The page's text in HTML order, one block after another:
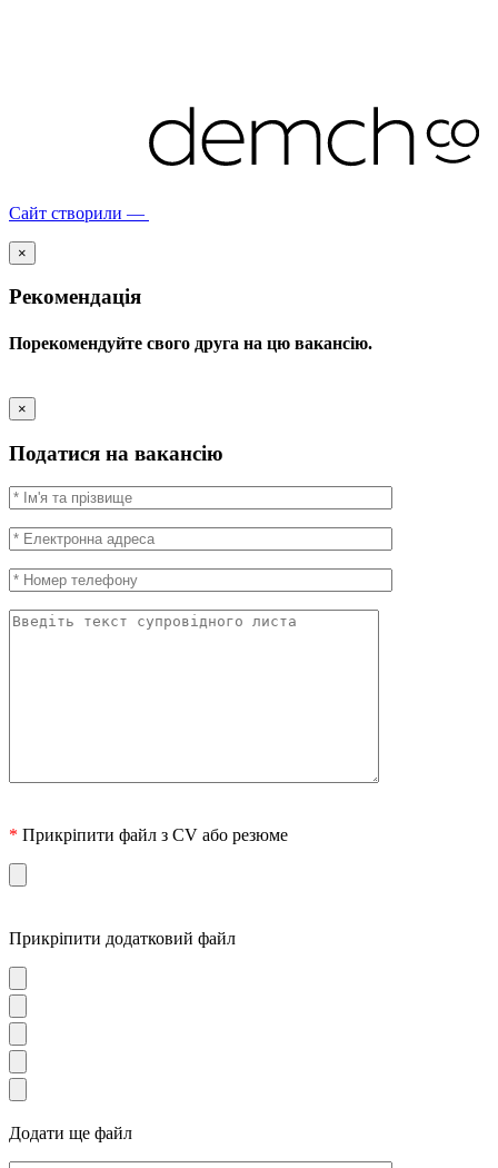
Сайт створили —
×
Рекомендація
Порекомендуйте свого друга на цю вакансію.
×
Податися на вакансію
* Прикріпити файл з CV або резюме
Прикріпити додатковий файл
Додати ще файл